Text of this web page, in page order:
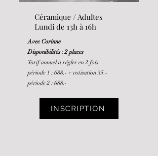
Céramique / Adultes
Lundi de 13h à 16h
Avec Corinne
Disponibilités : 2 places
Tarif annuel à régler en 2 fois
période 1 : 688.- + cotisation 35.-
période 2 : 688.-
INSCRIPTION